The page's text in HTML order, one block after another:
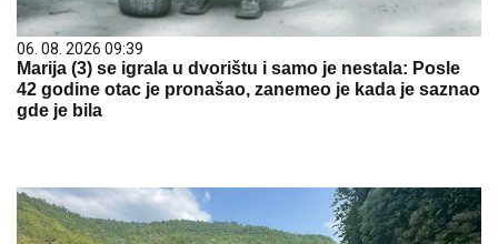
06. 08. 2026 09:39
Marija (3) se igrala u dvorištu i samo je nestala: Posle
42 godine otac je pronašao, zanemeo je kada je saznao
gde je bila